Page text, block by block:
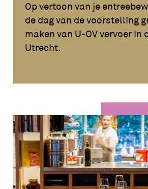
Op vertoon van je
de dag van de voorstelling
maken van U-OV vervoer in
Utrecht.